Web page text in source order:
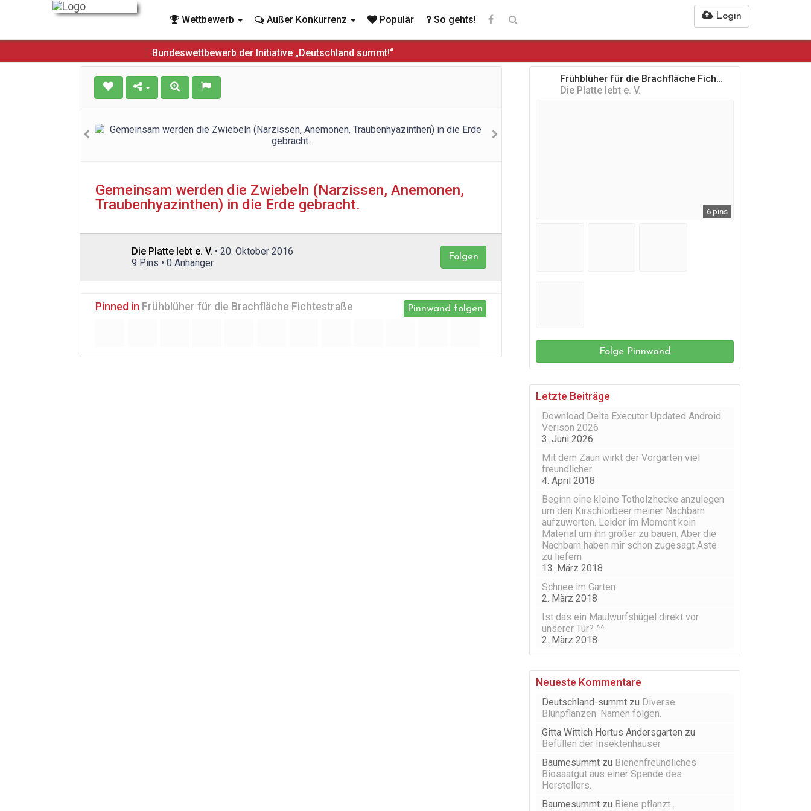
Login
Wettbewerb Außer Konkurrenz Populär So gehts!
Bundeswettbewerb der Initiative „Deutschland summt!“
Gemeinsam werden die Zwiebeln (Narzissen, Anemonen,
Traubenhyazinthen) in die Erde gebracht.
Folgen
Die Platte lebt e. V. • 20. Oktober 2016
9 Pins • 0 Anhänger
Pinnwand folgen
Pinned in Frühblüher für die Brachfläche Fichtestraße
Frühblüher für die Brachfläche Fichtestraße
Die Platte lebt e. V.
6 pins
Folge Pinnwand
Letzte Beiträge
Download Delta Executor Updated Android
Verison 2026
3. Juni 2026
Mit dem Zaun wirkt der Vorgarten viel
freundlicher
4. April 2018
Beginn eine kleine Totholzhecke anzulegen
um den Kirschlorbeer meiner Nachbarn
aufzuwerten. Leider im Moment kein
Material um ihn größer zu bauen. Aber die
Nachbarn haben mir schon zugesagt Äste
zu liefern
13. März 2018
Schnee im Garten
2. März 2018
Ist das ein Maulwurfshügel direkt vor
unserer Tür? ^^
2. März 2018
Neueste Kommentare
Deutschland-summt zu Diverse
Blühpflanzen. Namen folgen.
Gitta Wittich Hortus Andersgarten zu
Befüllen der Insektenhäuser
Baumesummt zu Bienenfreundliches
Biosaatgut aus einer Spende des
Herstellers.
Baumesummt zu Biene pflanzt…